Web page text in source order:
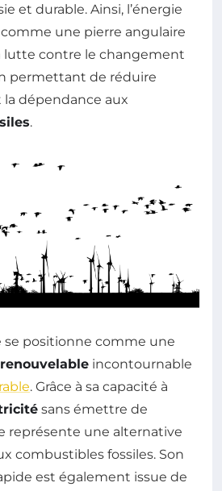
et durable. Ainsi, l’énergie
une pierre angulaire
lutte contre le changement
permettant de réduire
dépendance aux
.
se positionne comme une
incontournable
. Grâce à sa capacité à
sans émettre de
représente une alternative
combustibles fossiles. Son
est également issue de